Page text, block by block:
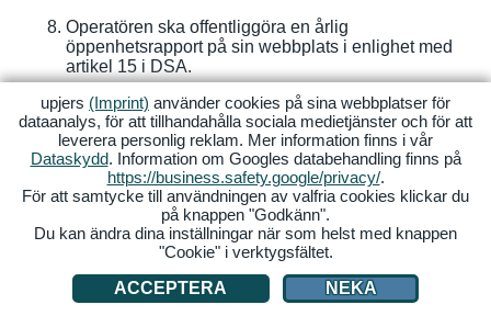
Operatören ska offentliggöra en årlig
öppenhetsrapport på sin webbplats i enlighet med
artikel 15 i DSA.
Anmäl dig till vårt nyhetsbrev nu
Få alltid de senaste nyheterna om dina favoritspel! Anmäl
dig till nyhetsbrevet nu och få information om kampanjer
och event bekvämt till din e-post
upjers (Imprint) använder cookies på sina webbplatser för
dataanalys, för att tillhandahålla sociala medietjänster och för att
leverera personlig reklam. Mer information finns i vår
Dataskydd. Information om Googles databehandling finns på
https://business.safety.google/privacy/.
För att samtycke till användningen av valfria cookies klickar du
på knappen "Godkänn".
Du kan ändra dina inställningar när som helst med knappen
"Cookie" i verktygsfältet.
ACCEPTERA
NEKA